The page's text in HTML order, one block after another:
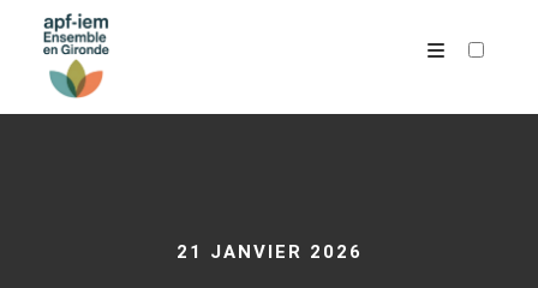
21 JANVIER 2026